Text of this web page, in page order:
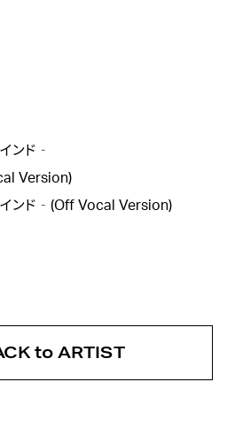
ンド‐
Version)
ンド‐(Off Vocal Version)
to ARTIST